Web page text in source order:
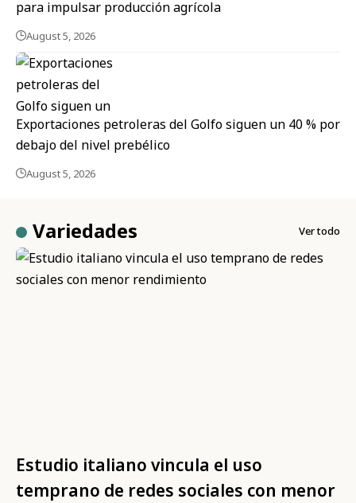
para impulsar producción agrícola
August 5, 2026
Exportaciones petroleras del Golfo siguen un 40 % por
debajo del nivel prebélico
August 5, 2026
Variedades Ver todo
Estudio italiano vincula el uso
temprano de redes sociales con menor